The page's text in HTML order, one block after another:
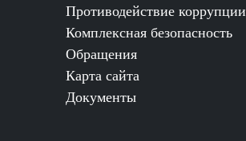
Противодействие коррупции
Комплексная безопасность
Обращения
Карта сайта
Документы